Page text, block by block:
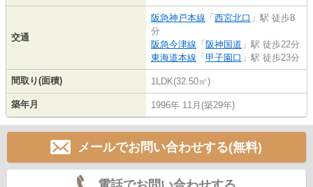
交通
阪急神戸本線 「 西宮北口 」駅 徒歩8
分
阪急今津線 「 阪神国道 」駅 徒歩22分
東海道本線 「 甲子園口 」駅 徒歩23分
間取り(面積) 1LDK(32.50㎡)
築年月 1996年 11月(築29年)
メールでお問い合わせする(無料)